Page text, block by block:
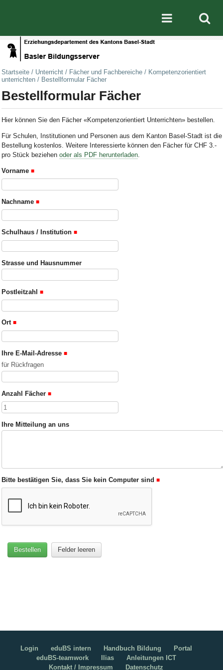
Mobile
Startseite / Unterricht / Fächer und Fachbereiche / Kompetenzorientiert
unterrichten / Bestellformular Fächer
Bestellformular Fächer
Hier können Sie den Fächer «Kompetenzorientiert Unterrichten» bestellen.
Für Schulen, Institutionen und Personen aus dem Kanton Basel-Stadt ist die
Bestellung kostenlos. Weitere Interessierte können den Fächer für CHF 3.-
pro Stück beziehen oder als PDF herunterladen.
Vorname
Nachname
Schulhaus / Institution
Strasse und Hausnummer
Postleitzahl
Ort
Ihre E-Mail-Adresse
für Rückfragen
Anzahl Fächer
Ihre Mitteilung an uns
Bitte bestätigen Sie, dass Sie kein Computer sind
Login eduBS intern Handbuch Bildung
Portal
eduBS-teamwork
Ilias
Anleitungen ICT
Kontakt / Impressum
Datenschutz